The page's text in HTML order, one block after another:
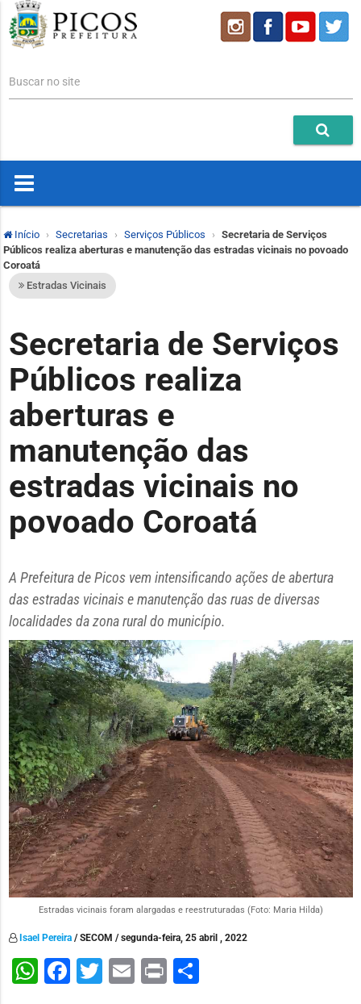
Buscar no site
Início Secretarias Serviços Públicos
Secretaria de Serviços
Públicos realiza aberturas e manutenção das estradas vicinais no povoado
Coroatá
Estradas Vicinais
Secretaria de Serviços
Públicos realiza
aberturas e
manutenção das
estradas vicinais no
povoado Coroatá
A Prefeitura de Picos vem intensificando ações de abertura
das estradas vicinais e manutenção das ruas de diversas
localidades da zona rural do município.
Estradas vicinais foram alargadas e reestruturadas (Foto: Maria Hilda)
Isael Pereira/ SECOM / segunda-feira, 25 abril , 2022
WhatsApp
Facebook
Twitter
Email
PrintShare